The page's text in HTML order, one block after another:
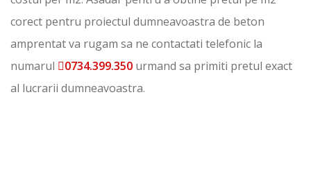
corect pentru proiectul dumneavoastra de beton
amprentat va rugam sa ne contactati telefonic la
numarul
0734.399.350 urmand sa primiti pretul exact
al lucrarii dumneavoastra.